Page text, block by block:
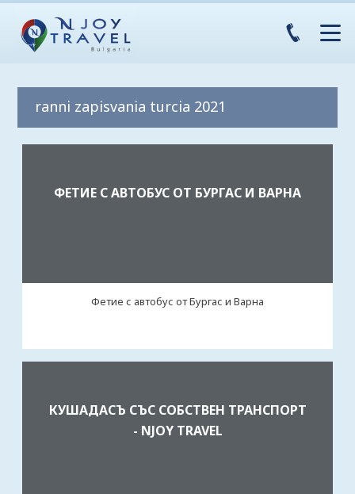
ranni zapisvania turcia 2021
ФЕТИЕ С АВТОБУС ОТ БУРГАС И ВАРНА
Фетие с автобус от Бургас и Варна
КУШАДАСЪ СЪС СОБСТВЕН ТРАНСПОРТ
- NJOY TRAVEL